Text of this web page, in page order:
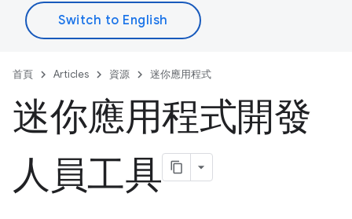
首頁 Articles 資源 迷你應用程式
迷你應用程式開發
人員工具